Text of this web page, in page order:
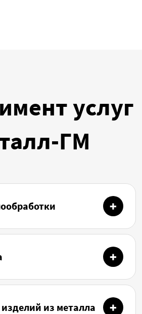
услуг
ГМ
из металла